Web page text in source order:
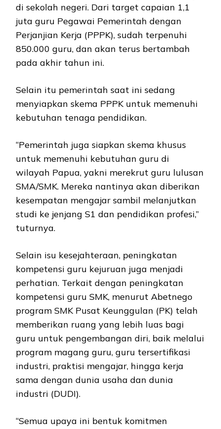
di sekolah negeri. Dari target capaian 1,1
juta guru Pegawai Pemerintah dengan
Perjanjian Kerja (PPPK), sudah terpenuhi
850.000 guru, dan akan terus bertambah
pada akhir tahun ini.
Selain itu pemerintah saat ini sedang
menyiapkan skema PPPK untuk memenuhi
kebutuhan tenaga pendidikan.
“Pemerintah juga siapkan skema khusus
untuk memenuhi kebutuhan guru di
wilayah Papua, yakni merekrut guru lulusan
SMA/SMK. Mereka nantinya akan diberikan
kesempatan mengajar sambil melanjutkan
studi ke jenjang S1 dan pendidikan profesi,”
tuturnya.
Selain isu kesejahteraan, peningkatan
kompetensi guru kejuruan juga menjadi
perhatian. Terkait dengan peningkatan
kompetensi guru SMK, menurut Abetnego
program SMK Pusat Keunggulan (PK) telah
memberikan ruang yang lebih luas bagi
guru untuk pengembangan diri, baik melalui
program magang guru, guru tersertifikasi
industri, praktisi mengajar, hingga kerja
sama dengan dunia usaha dan dunia
industri (DUDI).
“Semua upaya ini bentuk komitmen